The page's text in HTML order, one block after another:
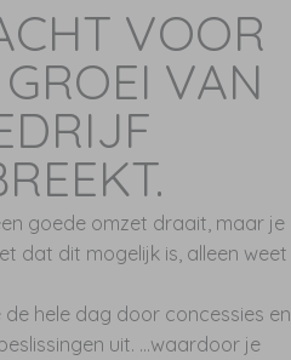
VOOR
VAN
goede omzet draait, maar je
dat dit mogelijk is, alleen weet
de hele dag door concessies en
uit. ...waardoor je